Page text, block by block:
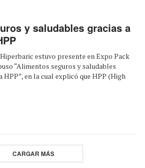
y saludables gracias a
estuvo presente en Expo Pack
“Alimentos seguros y saludables
en la cual explicó que HPP (High
CARGAR MÁS